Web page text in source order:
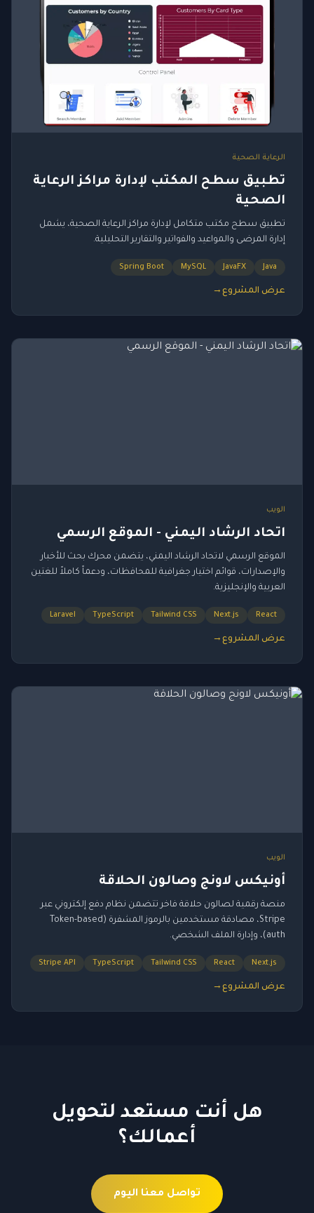
الرعاية الصحية
تطبيق سطح المكتب لإدارة مراكز الرعاية
الصحية
تطبيق سطح مكتب متكامل لإدارة مراكز الرعاية الصحية، يشمل
إدارة المرضى والمواعيد والفواتير والتقارير التحليلية.
Java
JavaFX
MySQL
Spring Boot
عرض المشروع →
الويب
اتحاد الرشاد اليمني - الموقع الرسمي
الموقع الرسمي لاتحاد الرشاد اليمني، يتضمن محرك بحث للأخبار
والإصدارات، قوائم اختيار جغرافية للمحافظات، ودعماً كاملاً للغتين
العربية والإنجليزية.
React
Next.js
Tailwind CSS
TypeScript
Laravel
عرض المشروع →
الويب
أونيكس لاونج وصالون الحلاقة
منصة رقمية لصالون حلاقة فاخر تتضمن نظام دفع إلكتروني عبر
Stripe، مصادقة مستخدمين بالرموز المشفرة (Token-based
auth)، وإدارة الملف الشخصي.
Next.js
React
Tailwind CSS
TypeScript
Stripe API
عرض المشروع →
هل أنت مستعد لتحويل
أعمالك؟
تواصل معنا اليوم